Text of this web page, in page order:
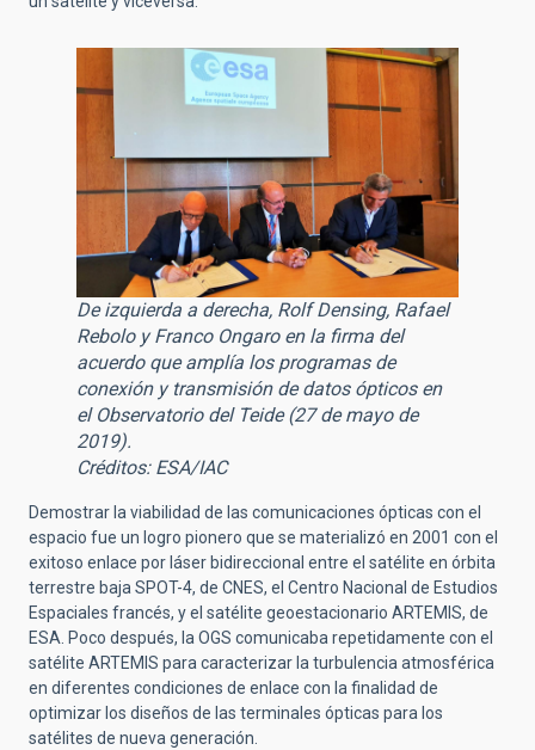
De izquierda a derecha, Rolf Densing, Rafael
Rebolo y Franco Ongaro en la firma del
acuerdo que amplía los programas de
conexión y transmisión de datos ópticos en
el Observatorio del Teide (27 de mayo de
2019).
Créditos: ESA/IAC
Demostrar la viabilidad de las comunicaciones ópticas con el
espacio fue un logro pionero que se materializó en 2001 con el
exitoso enlace por láser bidireccional entre el satélite en órbita
terrestre baja SPOT-4, de CNES, el Centro Nacional de Estudios
Espaciales francés, y el satélite geoestacionario ARTEMIS, de
ESA. Poco después, la OGS comunicaba repetidamente con el
satélite ARTEMIS para caracterizar la turbulencia atmosférica
en diferentes condiciones de enlace con la finalidad de
optimizar los diseños de las terminales ópticas para los
satélites de nueva generación.